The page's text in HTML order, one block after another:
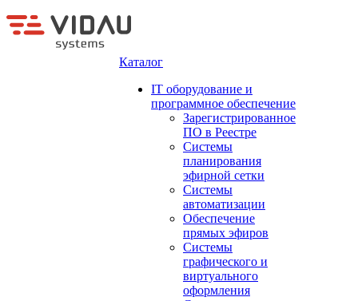
Каталог
IT оборудование и
программное обеспечение
Зарегистрированное
ПО в Реестре
Системы
планирования
эфирной сетки
Системы
автоматизации
Обеспечение
прямых эфиров
Системы
графического и
виртуального
оформления